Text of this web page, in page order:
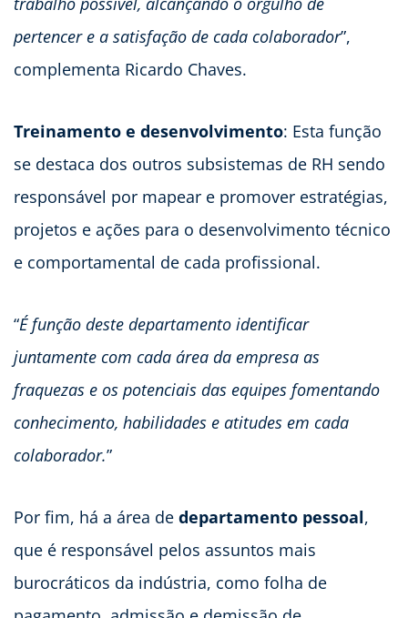
pertencer e a satisfação de cada colaborador”,
complementa Ricardo Chaves.
Treinamento e desenvolvimento: Esta função
se destaca dos outros subsistemas de RH sendo
responsável por mapear e promover estratégias,
projetos e ações para o desenvolvimento técnico
e comportamental de cada profissional.
“É função deste departamento identificar
juntamente com cada área da empresa as
fraquezas e os potenciais das equipes fomentando
conhecimento, habilidades e atitudes em cada
colaborador.”
Por fim, há a área de departamento pessoal,
que é responsável pelos assuntos mais
burocráticos da indústria, como folha de